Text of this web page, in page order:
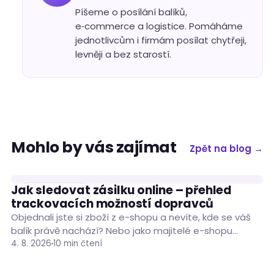
Píšeme o posílání balíků,
e‑commerce a logistice. Pomáháme
jednotlivcům i firmám posílat chytřeji,
levněji a bez starostí.
Mohlo by vás zajímat Zpět na blog →
RADY A TIPY
Jak sledovat zásilku online – přehled
trackovacích možností dopravců
Objednali jste si zboží z e-shopu a nevíte, kde se váš
balík právě nachází? Nebo jako majitelé e-shopu
porovnáváte trackovací možnosti dopravců…
4. 8. 2026 10 min čtení